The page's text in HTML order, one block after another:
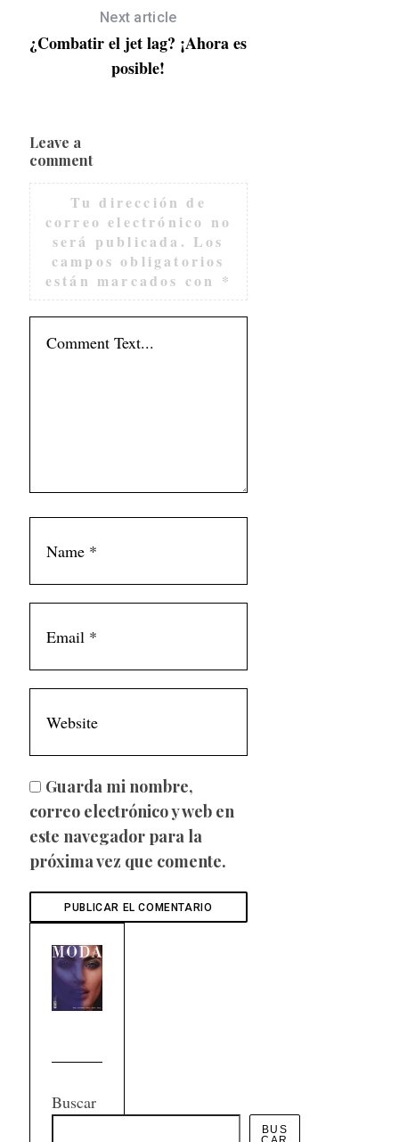
Next article
¿Combatir el jet lag? ¡Ahora es
posible!
Leave a
comment
Tu dirección de
correo electrónico no
será publicada. Los
campos obligatorios
están marcados con *
Guarda mi nombre,
correo electrónico y web en
este navegador para la
próxima vez que comente.
Buscar
BUS